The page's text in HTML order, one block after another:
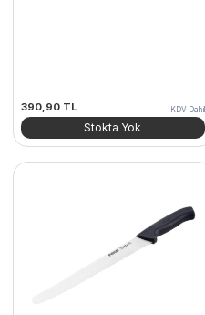
390,90 TL KDV Dahil
Stokta Yok